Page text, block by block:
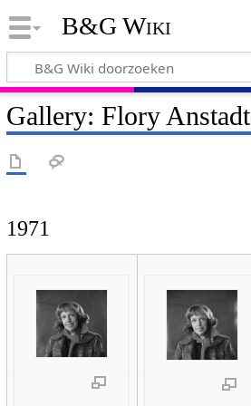
B&G Wiki
Gallery: Flory Anstadt
1971